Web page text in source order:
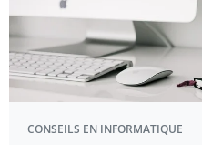
CONSEILS EN INFORMATIQUE